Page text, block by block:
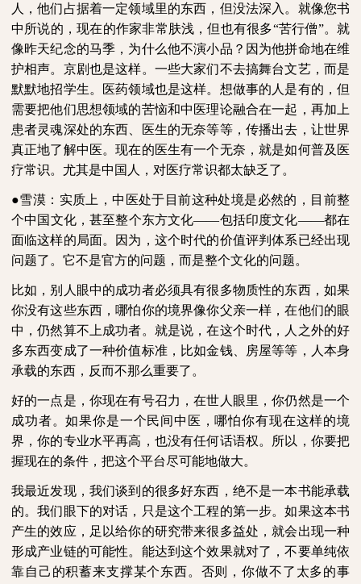
人，他们占据着一定领域里的东西，但没法深入。就像您书
中所说的，现在的作家非常肤浅，但也有很多“苦行僧”。就
像昨天纪念的马季，为什么他不演小品？因为他拼命地在维
护相声。京剧也是这样。一些大家们不去搞舞台文艺，而是
默默地招学生。医药领域也是这样。想做事的人是有的，但
需要把他们思想领域的苦恼和中医理论融合在一起，再加上
患者灵魂深处的东西、医生的无奈等等，传播出去，让世界
真正地了解中医。现在的医生有一个无奈，就是如何普及医
疗常识。尤其是中国人，对医疗常识都太缺乏了。
●雪漠：实质上，中医处于目前这种处境是必然的，目前整
个中国文化，甚至整个东方文化——包括印度文化——都在
面临这样的局面。因为，这个时代的价值评判体系已经出现
问题了。它不是官方的问题，而是整个文化的问题。
比如，别人眼中的成功者必须具有很多物质性的东西，如果
你没有这些东西，哪怕你的境界像你父亲一样，在他们的眼
中，仍然算不上成功者。就是说，在这个时代，人之外的好
多东西变成了一种价值标准，比如金钱、房屋等等，人本身
承载的东西，反而不那么重要了。
好的一点是，你现在有号召力，在世人眼里，你仍然是一个
成功者。如果你是一个民间中医，哪怕你有现在这样的境
界，你的专业水平再高，也没有任何话语权。所以，你要把
握现在的条件，把这个平台尽可能地做大。
我最近发现，我们谈到的很多好东西，绝不是一本书能承载
的。我们眼下的对话，只是这个工程的第一步。如果这本书
产生的效应，足以给你的研究带来很多益处，就会出现一种
形成产业链的可能性。能达到这个效果就对了，不要单纯依
靠自己的积蓄来支撑某个东西。否则，你做不了太多的事